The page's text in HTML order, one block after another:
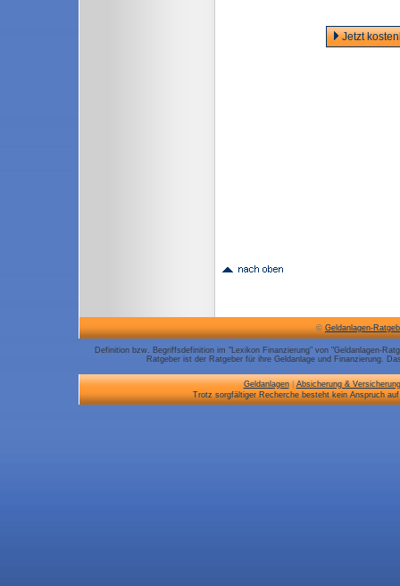
Jetzt
©Geldanlagen-
Definition bzw. Begriffsdefinition im "Lexikon Finanzierung" von "Geldanlagen-
Ratgeber ist der Ratgeber für ihre Geldanlage und Finanzierung.
Geldanlagen|Absicherung &
Trotz sorgfältiger Recherche besteht kein Anspruch